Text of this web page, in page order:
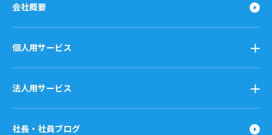
会社概要
個人用サービス
法人用サービス
社長・社員ブログ